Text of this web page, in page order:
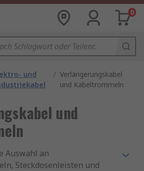
0
und
/ Verlängerungskabel
und Kabeltrommeln
und
Auswahl an
Steckdosenleisten und